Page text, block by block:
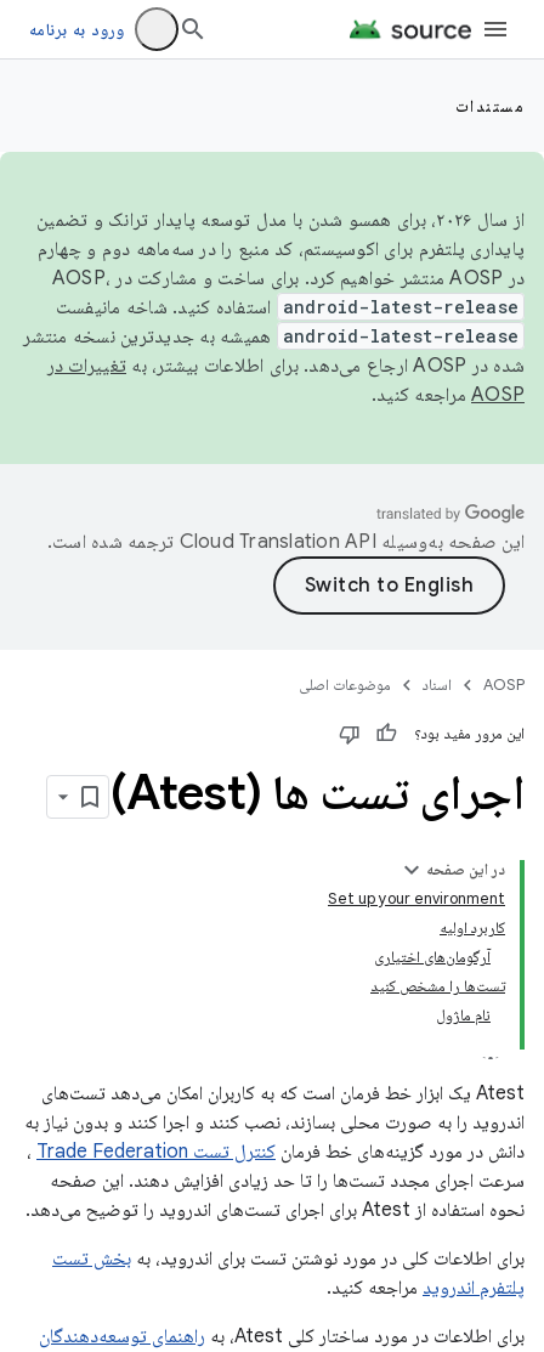
ورود به برنامه
مستندات
از سال ۲۰۲۶، برای همسو شدن با مدل توسعه پایدار ترانک و تضمین
پایداری پلتفرم برای اکوسیستم، کد منبع را در سه‌ماهه دوم و چهارم
در AOSP منتشر خواهیم کرد. برای ساخت و مشارکت در AOSP،
android-latest-release استفاده کنید. شاخه مانیفست
android-latest-release
همیشه به جدیدترین نسخه منتشر
شده در AOSP ارجاع می‌دهد. برای اطلاعات بیشتر، به
تغییرات در
AOSP مراجعه کنید.
این صفحه به‌وسیله ترجمه شده است.
AOSP اسناد موضوعات اصلی
این مرور مفید بود؟
اجرای تست ها (Atest)
در این صفحه
Set up your environment
کاربرد اولیه
آرگومان‌های اختیاری
تست‌ها را مشخص کنید
نام ماژول
Atest یک ابزار خط فرمان است که به کاربران امکان می‌دهد تست‌های
اندروید را به صورت محلی بسازند، نصب کنند و اجرا کنند و بدون نیاز به
دانش در مورد گزینه‌های خط فرمان کنترل تست Trade Federation
،
سرعت اجرای مجدد تست‌ها را تا حد زیادی افزایش دهند. این صفحه
نحوه استفاده از Atest برای اجرای تست‌های اندروید را توضیح می‌دهد.
برای اطلاعات کلی در مورد نوشتن تست برای اندروید، به بخش تست
پلتفرم اندروید مراجعه کنید.
برای اطلاعات در مورد ساختار کلی Atest، به
راهنمای توسعه‌دهندگان